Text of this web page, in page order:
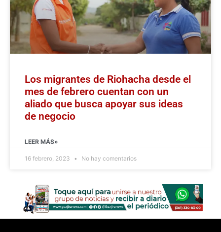
Los migrantes de Riohacha desde el
mes de febrero cuentan con un
aliado que busca apoyar sus ideas
de negocio
LEER MÁS»
16 febrero, 2023 No hay comentarios